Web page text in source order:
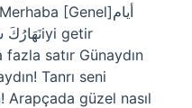
Arapçada güzel nasıl